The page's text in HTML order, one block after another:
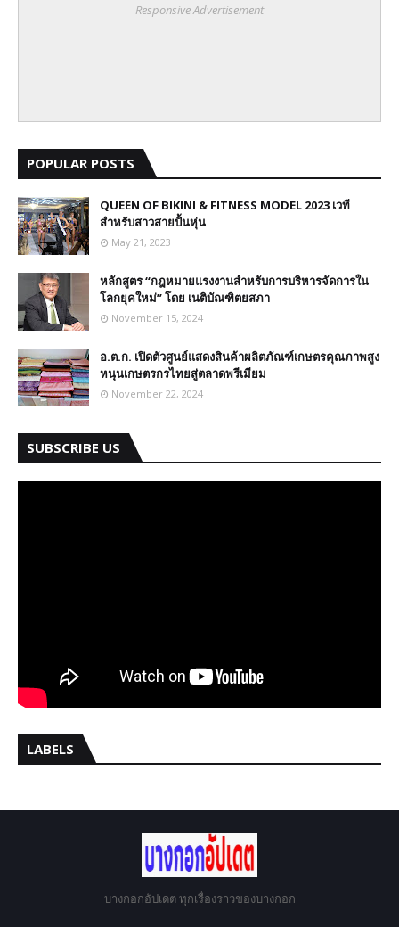
Responsive Advertisement
POPULAR POSTS
QUEEN OF BIKINI & FITNESS MODEL 2023 เวที
สำหรับสาวสายปั้นหุ่น
May 21, 2023
หลักสูตร “กฎหมายแรงงานสำหรับการบริหารจัดการใน
โลกยุคใหม่” โดย เนติบัณฑิตยสภา
November 15, 2024
อ.ต.ก. เปิดตัวศูนย์แสดงสินค้าผลิตภัณฑ์เกษตรคุณภาพสูง
หนุนเกษตรกรไทยสู่ตลาดพรีเมียม
November 22, 2024
SUBSCRIBE US
LABELS
บางกอกอัปเดต ทุกเรื่องราวของบางกอก